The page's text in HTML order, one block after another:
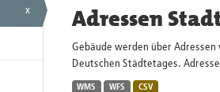
x Adressen
Gebäude werden über
Deutschen Städtetages.
WMS WFS CSV